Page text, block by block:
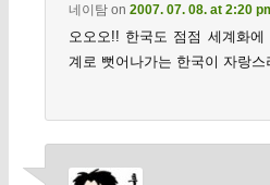
네이탐on 2007. 07. 08. at 2:20
오오오!! 한국도 점점 세계화
계로 뻣어나가는 한국이 자랑스